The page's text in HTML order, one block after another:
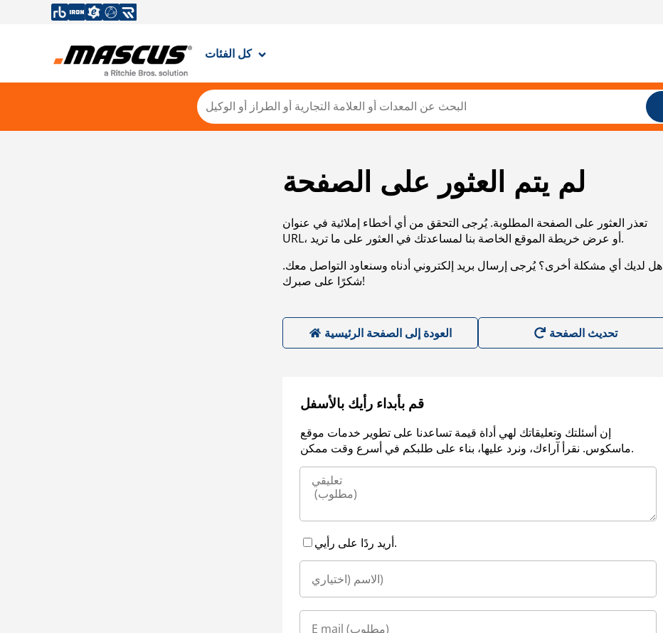
كل الفئات
لم يتم العثور على الصفحة
تعذر العثور على الصفحة المطلوبة. يُرجى التحقق من أي أخطاء إملائية في عنوان
URL، أو عرض خريطة الموقع الخاصة بنا لمساعدتك في العثور على ما تريد.
هل لديك أي مشكلة أخرى؟ يُرجى إرسال بريد إلكتروني أدناه وسنعاود التواصل معك.
شكرًا على صبرك!
العودة إلى الصفحة الرئيسية
قم بأبداء رأيك بالأسفل
إن أسئلتك وتعليقاتك لهي أداة قيمة تساعدنا على تطوير خدمات موقع
ماسكوس. نقرأ آراءك، ونرد عليها، بناء على طلبكم في أسرع وقت ممكن.
أريد ردًا على رأيي.